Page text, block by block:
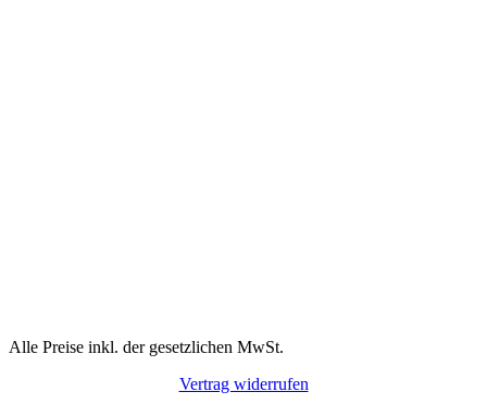
Alle Preise inkl. der gesetzlichen MwSt.
Vertrag widerrufen